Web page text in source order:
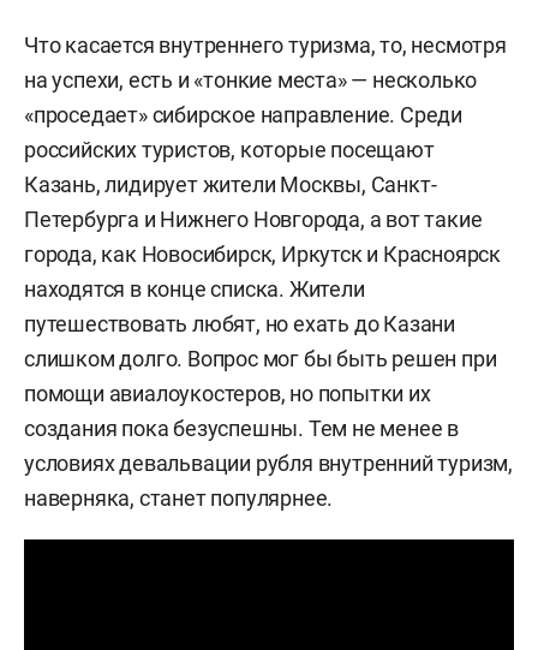
Что касается внутреннего туризма, то, несмотря
на успехи, есть и «тонкие места» — несколько
«проседает» сибирское направление. Среди
российских туристов, которые посещают
Казань, лидирует жители Москвы, Санкт-
Петербурга и Нижнего Новгорода, а вот такие
города, как Новосибирск, Иркутск и Красноярск
находятся в конце списка. Жители
путешествовать любят, но ехать до Казани
слишком долго. Вопрос мог бы быть решен при
помощи авиалоукостеров, но попытки их
создания пока безуспешны. Тем не менее в
условиях девальвации рубля внутренний туризм,
наверняка, станет популярнее.